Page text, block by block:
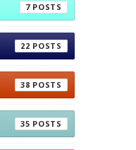
7
22
38
35